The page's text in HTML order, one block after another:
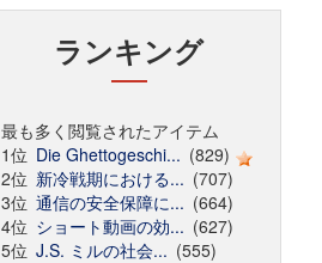
ランキング
最も多く閲覧されたアイテム
1位 Die Ghettogeschi... (829)
2位 新冷戦期における... (707)
3位 通信の安全保障に... (664)
4位 ショート動画の効... (627)
5位 J.S. ミルの社会... (555)